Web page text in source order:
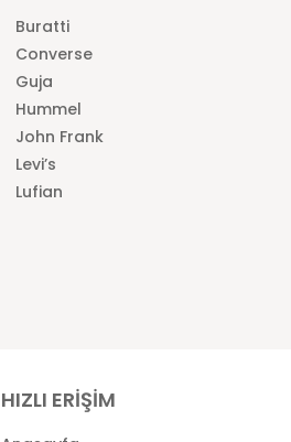
Buratti
Converse
Guja
Hummel
John Frank
Levi’s
Lufian
HIZLI ERİŞİM